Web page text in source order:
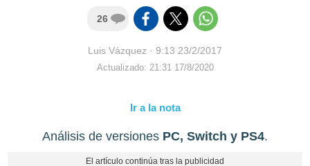
26
Luis Vázquez · 9:13 23/2/2017
Actualizado: 21:31 17/8/2020
Ir a la nota
Análisis de versiones PC, Switch y PS4.